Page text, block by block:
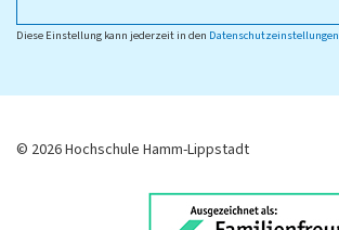
Diese Einstellung kann jederzeit in den Datenschutzeinstellungen
© 2026 Hochschule Hamm-Lippstadt